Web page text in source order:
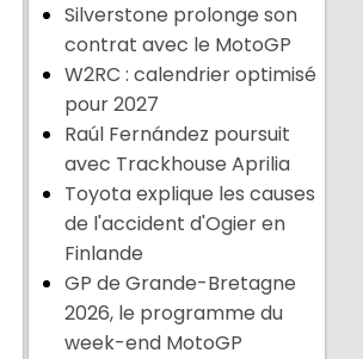
Silverstone prolonge son
contrat avec le MotoGP
W2RC : calendrier optimisé
pour 2027
Raúl Fernández poursuit
avec Trackhouse Aprilia
Toyota explique les causes
de l'accident d'Ogier en
Finlande
GP de Grande-Bretagne
2026, le programme du
week-end MotoGP